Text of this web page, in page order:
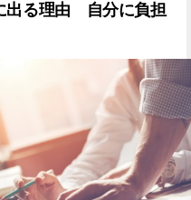
ファッション
SDGs
出る理由 自分に負担